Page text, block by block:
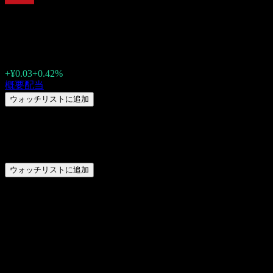
+¥0.03+0.42%
概要配当
ウォッチリストに追加
ウォッチリストに追加